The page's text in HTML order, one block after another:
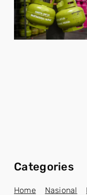
Categories
Home Nasional